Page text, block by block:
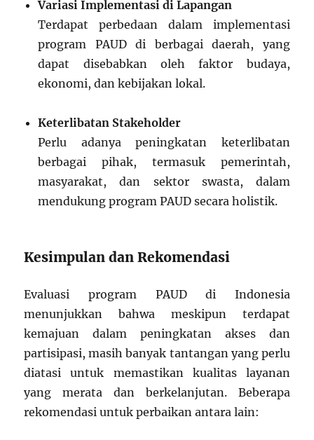
Variasi Implementasi di Lapangan
Terdapat perbedaan dalam implementasi
program PAUD di berbagai daerah, yang
dapat disebabkan oleh faktor budaya,
ekonomi, dan kebijakan lokal.
Keterlibatan Stakeholder
Perlu adanya peningkatan keterlibatan
berbagai pihak, termasuk pemerintah,
masyarakat, dan sektor swasta, dalam
mendukung program PAUD secara holistik.
Kesimpulan dan Rekomendasi
Evaluasi program PAUD di Indonesia
menunjukkan bahwa meskipun terdapat
kemajuan dalam peningkatan akses dan
partisipasi, masih banyak tantangan yang perlu
diatasi untuk memastikan kualitas layanan
yang merata dan berkelanjutan. Beberapa
rekomendasi untuk perbaikan antara lain: